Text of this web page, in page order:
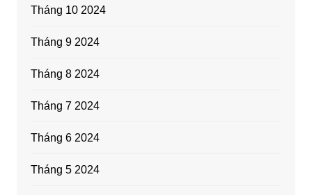
Tháng 10 2024
Tháng 9 2024
Tháng 8 2024
Tháng 7 2024
Tháng 6 2024
Tháng 5 2024